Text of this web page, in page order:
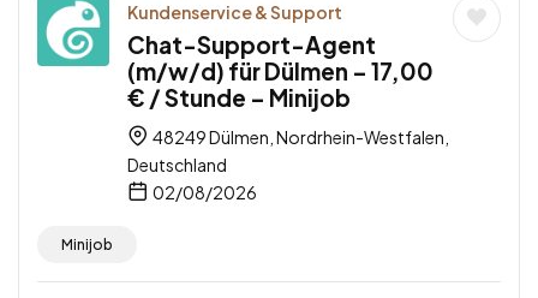
Kundenservice & Support
Chat-Support-Agent
(m/w/d) für Dülmen – 17,00
€ / Stunde – Minijob
48249 Dülmen, Nordrhein-Westfalen,
Deutschland
02/08/2026
Minijob